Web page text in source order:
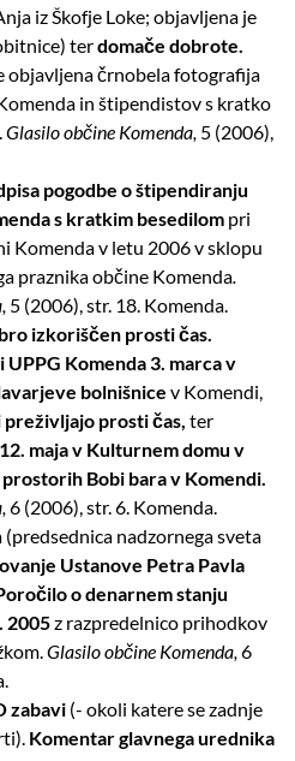
iz Škofje Loke; objavljena je
terdomače dobrote.
objavljena črnobela fotografija
in štipendistov s kratko
Glasilo občine Komenda, 5 (2006),
pogodbe o štipendiranju
s kratkim besedilom pri
Komenda v letu 2006 v sklopu
praznika občine Komenda.
5 (2006), str. 18. Komenda.
izkoriščen prosti čas.
Komenda 3. marca v
bolnišnicev Komendi,
preživljajo prosti čas, ter
maja v Kulturnem domu v
Bobi bara v Komendi.
6 (2006), str. 6. Komenda.
(predsednica nadzornega sveta
Ustanove Petra Pavla
o denarnem stanju
2005z razpredelnico prihodkov
Glasilo občine Komenda,6
zabavi (- okoli katere se zadnje
Komentar glavnega urednika